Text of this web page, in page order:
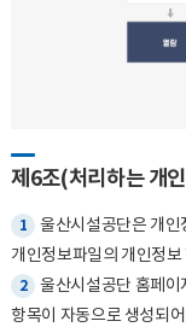
제6조(처리하는 개
1
울산시설공단은 개
개인정보파일의 개인정
2
울산시설공단 홈페이
항목이 자동으로 생성되